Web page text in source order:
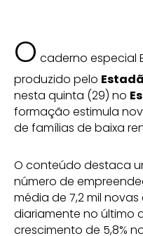
O caderno especial
produzido pelo
nesta quinta (29) no
formação estimula
de famílias de baixa
O conteúdo destaca
número de
média de 7,2 mil
diariamente no último
crescimento de 5,8%